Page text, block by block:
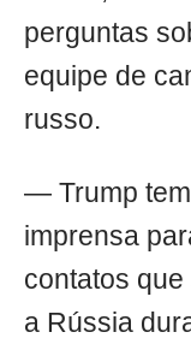
perguntas
equipe de
russo.
— Trump
imprensa
contatos
a Rússia